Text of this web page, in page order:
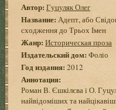
Автор: Гуцуляк Олег
Название: Адепт, або
сходження до Трьох Імен
Жанр: Историческая проза
Издательский дом: Фоліо
Год издания: 2012
Аннотация:
Роман В. Єшкілєва і О.
найвідоміших та